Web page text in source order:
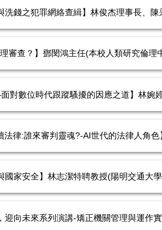
洗錢之犯罪網絡查緝】林俊杰理事長、
審查？】鄧閔鴻主任(本校人類研究倫理
對數位時代跟蹤騷擾的因應之道】林婉
法律:誰來審判靈魂?-AI世代的法律人角
國家安全】林志潔特聘教授(陽明交通大
迎向未來系列演講-矯正機關管理與運作